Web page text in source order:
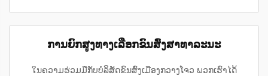
ການຍົກສູງທາງເລືອກຂົນສົ່ງສາທາລະນະ
ໃນຄວາມຮ່ວມມືກັບບໍລິສັດຂົນສົ່ງເມືອງກວາງໂຈວ ພວກເຮົາໄດ້